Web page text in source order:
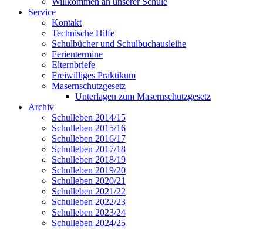
Service
Kontakt
Technische Hilfe
Schulbücher und Schulbuchausleihe
Ferientermine
Elternbriefe
Freiwilliges Praktikum
Masernschutzgesetz
Unterlagen zum Masernschutzgesetz
Archiv
Schulleben 2014/15
Schulleben 2015/16
Schulleben 2016/17
Schulleben 2017/18
Schulleben 2018/19
Schulleben 2019/20
Schulleben 2020/21
Schulleben 2021/22
Schulleben 2022/23
Schulleben 2023/24
Schulleben 2024/25